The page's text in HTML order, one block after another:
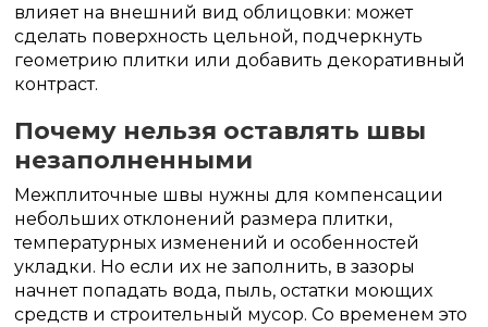
влияет на внешний вид облицовки: может
сделать поверхность цельной, подчеркнуть
геометрию плитки или добавить декоративный
контраст.
Почему нельзя оставлять швы
незаполненными
Межплиточные швы нужны для компенсации
небольших отклонений размера плитки,
температурных изменений и особенностей
укладки. Но если их не заполнить, в зазоры
начнет попадать вода, пыль, остатки моющих
средств и строительный мусор. Со временем это